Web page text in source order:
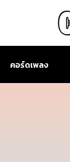
คอร์ดเพลง